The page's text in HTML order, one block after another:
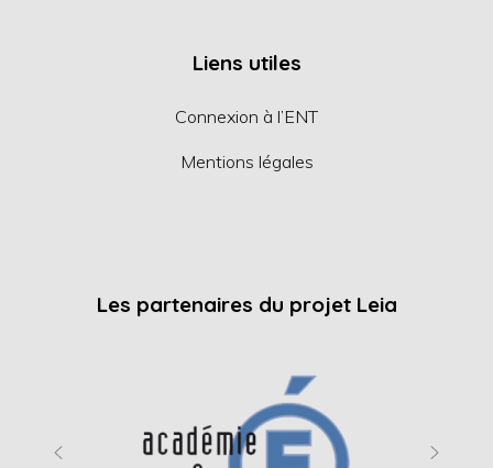
Liens utiles
Connexion à l’ENT
Mentions légales
Les partenaires du projet Leia